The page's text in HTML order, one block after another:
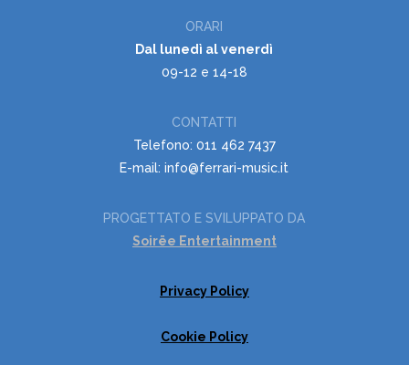
ORARI
Dal lunedì al venerdì
09-12 e 14-18
CONTATTI
Telefono: 011 462 7437
E-mail: info@ferrari-music.it
PROGETTATO E SVILUPPATO DA
Soirëe Entertainment
Privacy Policy
Cookie Policy